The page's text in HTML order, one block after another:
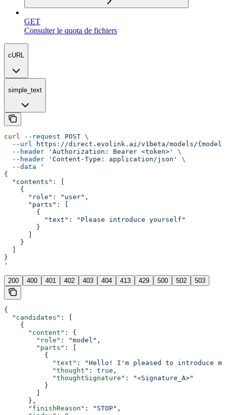
GET
Consulter le quota de fichiers
cURL
simple_text
curl --request POST \
  --url
https://direct.evolink.ai/v1beta/models/
  --header
'Authorization: Bearer <token>'
\
  --header
'Content-Type: application/json'
\
  --data
'
{
  "contents": [
    {
      "role": "user",
      "parts": [
        {
          "text": "Please introduce yourself"
        }
    }
}
'
200 400 401 402 403 404 413 429 500 502 503
{
  "candidates"
: [
    {
      "content"
: {
        "role"
: "model" ,
        "parts"
: [
          {
            "text"
:
"Hello! I'm pleased to introduce
            "thought"
: true ,
            "thoughtSignature"
:
"<Signature_A>"
          }
      },
      "finishReason"
: "STOP" ,